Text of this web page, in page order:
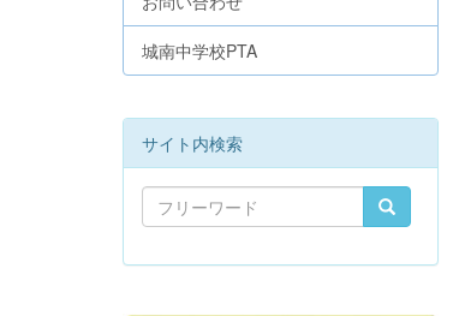
城南中学校PTA
サイト内検索